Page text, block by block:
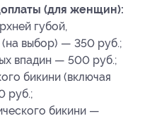
(для женщин):
губой,
выбор) — 350 руб.;
впадин — 500 руб.;
бикини (включая
руб.;
бикини —